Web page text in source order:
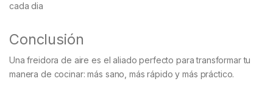
cada dia
Conclusión
Una freidora de aire es el aliado perfecto para transformar tu
manera de cocinar: más sano, más rápido y más práctico.